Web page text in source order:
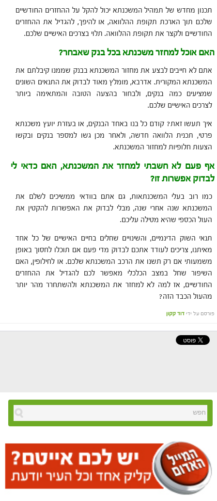
תכנון מחדש של תמהיל המשכנתא יכול להקל על ההחזרים החודשיים
שלכם תוך הארכת תקופת ההלוואה, או להיפך, להגדיל את ההחזרים
החודשיים ולקצר את תקופת ההלוואה. תלוי בצרכים האישיים שלכם.
האם אוכל למחזר משכנתא בכל בנק שאבחר?
אתם לא חייבים לבצע את מחזור המשכנתא בבנק שממנו קיבלתם את
המשכנתא המקורית. אדרבא, מומלץ מאוד לבדוק את התנאים השונים
שמציעים כמה בנקים, ולבחור בהצעה הטובה והמתאימה ביותר
לצרכים האישיים שלכם.
איך תעשו זאת? קודם כל בנו באחד הבנקים, או בעזרת יועץ משכנתא
פרטי, תכנית הלוואה חדשה, ולאחר מכן גשו למספר בנקים ובקשו
הצעות חלופיות למחזור המשכנתא.
אף פעם לא חשבתי למחזר את המשכנתא, האם כדאי לי
לבדוק אפשרות זו?
כמו רוב בעלי המשכנתאות, גם אתם בוודאי ממשיכים לשלם את
המשכנתא שנה אחרי שנה, מבלי לבדוק את האפשרות להקטין את
העול הכספי שהיא מטילה עליכם.
תנאי השוק הדינמיים, והשינויים שחלים בחיים האישיים של כל אחד
מאיתנו, צריכים לעודד אתכם לבדוק מדי פעם אם תוכלו לחסוך באופן
משמעותי אם רק תשנו את הרכב המשכנתא שלכם. או לחילופין, האם
השיפור שחל במצב הכלכלי מאפשר לכם להגדיל את ההחזרים
החודשיים, אז למה לא למחזר את המשכנתא ולהשתחרר מהר יותר
מהעול הכבד הזה?
פורסם על ידי דוד קקון